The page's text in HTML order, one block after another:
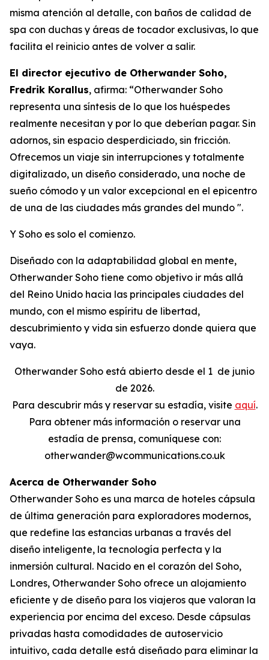
misma atención al detalle, con baños de calidad de
spa con duchas y áreas de tocador exclusivas, lo que
facilita el reinicio antes de volver a salir.
El director ejecutivo de Otherwander Soho,
Fredrik Korallus, afirma: “Otherwander Soho
representa una síntesis de lo que los huéspedes
realmente necesitan y por lo que deberían pagar. Sin
adornos, sin espacio desperdiciado, sin fricción.
Ofrecemos un viaje sin interrupciones y totalmente
digitalizado, un diseño considerado, una noche de
sueño cómodo y un valor excepcional en el epicentro
de una de las ciudades más grandes del mundo ".
Y Soho es solo el comienzo.
Diseñado con la adaptabilidad global en mente,
Otherwander Soho tiene como objetivo ir más allá
del Reino Unido hacia las principales ciudades del
mundo, con el mismo espíritu de libertad,
descubrimiento y vida sin esfuerzo donde quiera que
vaya.
Otherwander Soho está abierto desde el 1 de junio
de 2026.
Para descubrir más y reservar su estadía, visite aquí.
Para obtener más información o reservar una
estadía de prensa, comuníquese con:
otherwander@wcommunications.co.uk
Acerca de Otherwander Soho
Otherwander Soho es una marca de hoteles cápsula
de última generación para exploradores modernos,
que redefine las estancias urbanas a través del
diseño inteligente, la tecnología perfecta y la
inmersión cultural. Nacido en el corazón del Soho,
Londres, Otherwander Soho ofrece un alojamiento
eficiente y de diseño para los viajeros que valoran la
experiencia por encima del exceso. Desde cápsulas
privadas hasta comodidades de autoservicio
intuitivo, cada detalle está diseñado para eliminar la